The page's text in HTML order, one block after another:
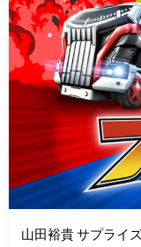
山田裕貴 サプライ